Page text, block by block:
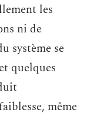
les
ni de
système se
quelques
même